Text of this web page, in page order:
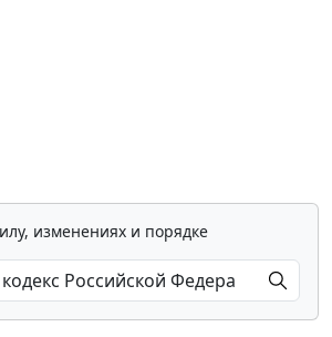
изменениях и порядке